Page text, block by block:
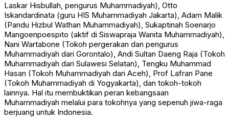
Laskar Hisbullah, pengurus Muhammadiyah), Otto
Iskandardinata (guru HIS Muhammadiyah Jakarta), Adam Malik
(Pandu Hizbul Wathan Muhammadiyah), Sukaptinah Soenarjo
Mangoenpoespito (aktif di Siswapraja Wanita Muhammadiyah),
Nani Wartabone (Tokoh pergerakan dan pengurus
Muhammadiyah dari Gorontalo), Andi Sultan Daeng Raja (Tokoh
Muhammadiyah dari Sulawesi Selatan), Tengku Muhammad
Hasan (Tokoh Muhammadiyah dari Aceh), Prof Lafran Pane
(Tokoh Muhammadiyah di Yogyakarta), dan tokoh-tokoh
lainnya. Hal itu membuktikan peran kebangsaan
Muhammadiyah melalui para tokohnya yang sepenuh jiwa-raga
berjuang untuk Indonesia.